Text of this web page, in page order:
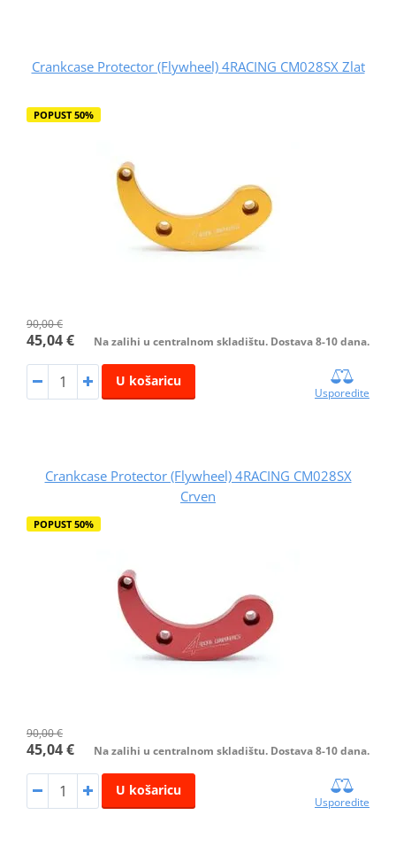
Crankcase Protector (Flywheel) 4RACING CM028SX Zlat
POPUST 50%
90,00 €
45,04 € Na zalihi u centralnom skladištu. Dostava 8-10 dana.
U košaricu
Usporedite
Crankcase Protector (Flywheel) 4RACING CM028SX
Crven
POPUST 50%
90,00 €
45,04 € Na zalihi u centralnom skladištu. Dostava 8-10 dana.
U košaricu
Usporedite